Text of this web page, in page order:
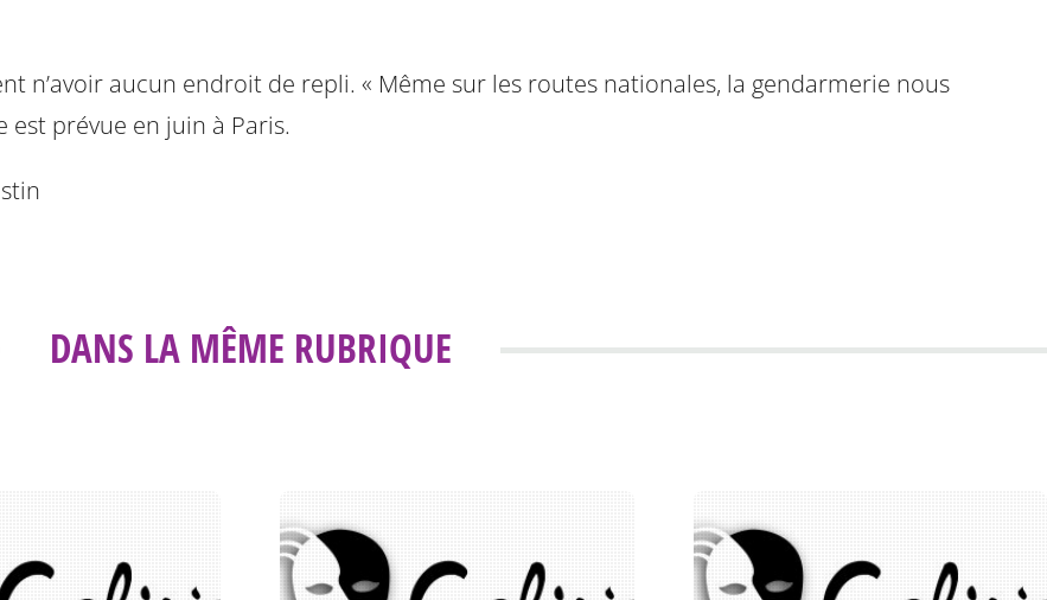
n’avoir aucun endroit de repli. « Même sur les routes nationales, la gendarmerie nous
est prévue en juin à Paris.
DANS LA MÊME RUBRIQUE